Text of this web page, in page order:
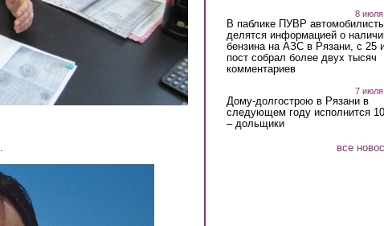
8 июля
В паблике ПУВР
делятся информацией о
бензина на АЗС в Рязани, с 25
пост собрал более двух тысяч
комментариев
7 июля
Дому-долгострою в Рязани в
следующем году исполнится
– дольщики
все